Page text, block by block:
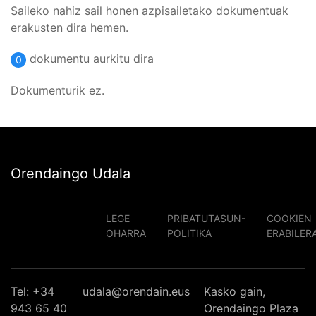
Saileko nahiz sail honen azpisailetako dokumentuak
erakusten dira hemen.
0 dokumentu aurkitu dira
Dokumenturik ez.
Orendaingo Udala
LEGE
OHARRA
PRIBATUTASUN-
POLITIKA
COOKIEN
Tel: +34
943 65 40
udala@orendain.eus
Kasko gain,
Orendaingo Plaza